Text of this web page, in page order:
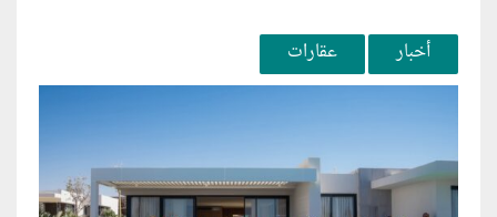
أخبار عقارات